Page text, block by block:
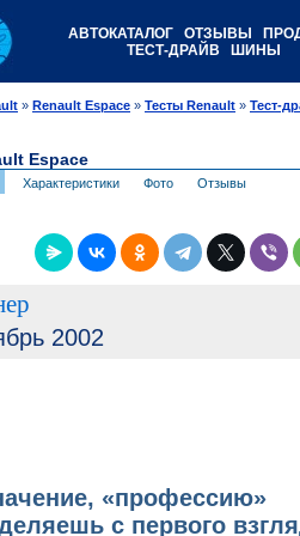
АВТОКАТАЛОГ ОТЗЫВЫ
ТЕСТ-ДРАЙВ
ШИНЫ
» Renault Espace » Тесты Renault » Тест-
Espace
Характеристики Фото Отзывы
2002
«профессию»
с первого